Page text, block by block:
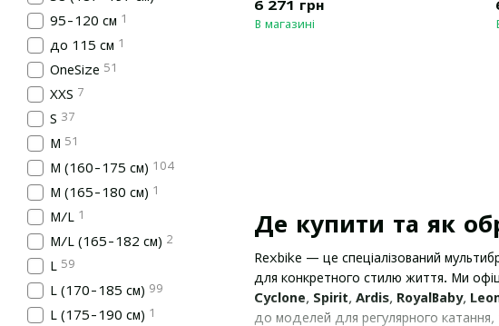
6 271 грн
В магазині
Де купити та як
Rexbike — це спеціалізований
для конкретного стилю життя. Ми
Cyclone, Spirit, Ardis, RoyalBaby,
до моделей для регулярного катання,
95-120 см 1
до 115 см 1
OneSize 51
XXS 7
S 37
M 51
M (160-175 см) 104
M (165-180 см) 1
M/L 1
M/L (165-182 см) 2
L 59
L (170-185 см) 99
L (175-190 см) 1